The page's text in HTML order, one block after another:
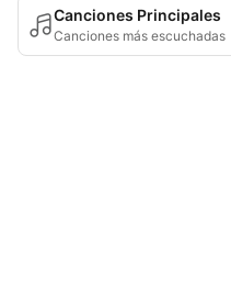
Canciones Principales
Canciones más escuchadas